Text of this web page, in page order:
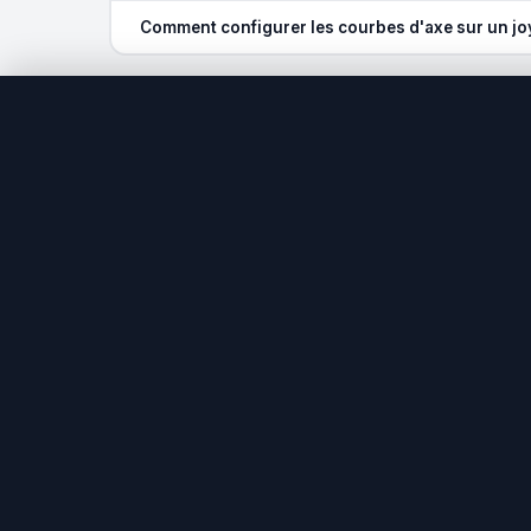
Comment configurer les courbes d'axe sur un